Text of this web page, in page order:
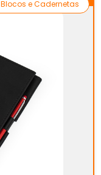
Blocos e Cadernetas